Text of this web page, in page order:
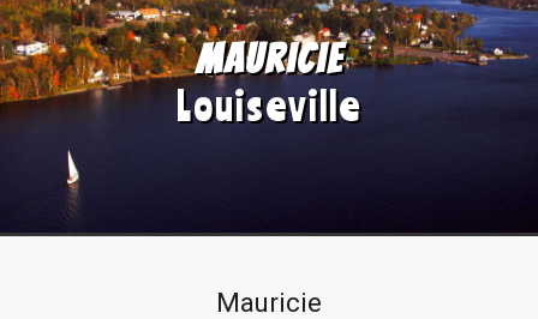
Mauricie
Louiseville
Mauricie